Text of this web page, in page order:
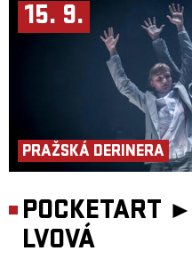
15. 9.
PRAŽSKÁ DERINERA
POCKETART ►
LVOVÁ